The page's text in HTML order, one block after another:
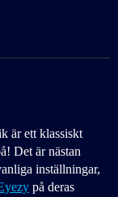
är ett klassiskt
Det är nästan
inställningar,
på deras